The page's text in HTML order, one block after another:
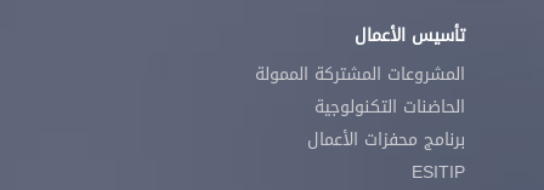
تأسيس الأعمال
المشروعات المشتركة الممولة
الحاضنات التكنولوجية
برنامج محفزات الأعمال
ESITIP